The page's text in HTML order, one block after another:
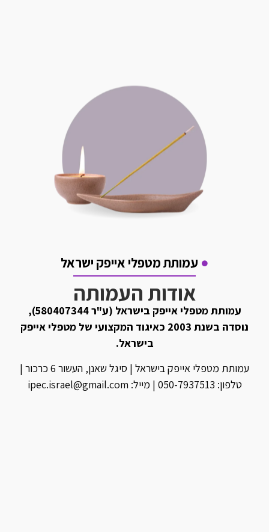
עמותת מטפלי אייפק ישראל
אודות העמותה
עמותת מטפלי אייפק בישראל (ע"ר 580407344),
נוסדה בשנת 2003 כאיגוד המקצועי של מטפלי אייפק
בישראל.
עמותת מטפלי אייפק בישראל | סיגל שאנן, העשור 6 כרכור |
טלפון: 050-7937513 | מייל: ipec.israel@gmail.com